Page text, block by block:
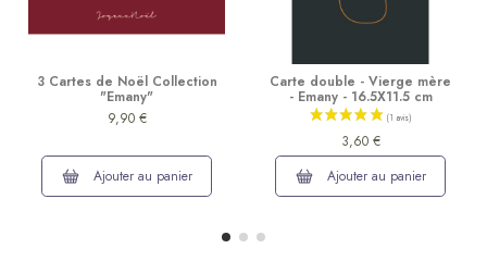
3 Cartes de Noël Collection
"Emany"
9,90 €
Ajouter au panier
Carte double - Vierge mère
- Emany - 16.5X11.5 cm
3,60 €
Ajouter au panier